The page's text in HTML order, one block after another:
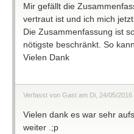
Mir gefällt die
vertraut ist und ich mich
Die Zusammenfassung ist
nötigste beschränkt. So
Vielen Dank
Verfasst von Gast am Di, 24/05/2016
Vielen dank es war sehr
weiter .;p